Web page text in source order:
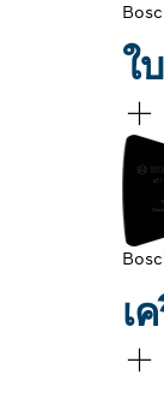
ใ
เ